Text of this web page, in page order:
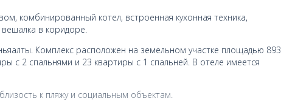
комбинированный котел, встроенная кухонная техника,
вешалка в коридоре.
Комплекс расположен на земельном участке площадью 893
с 2 спальнями и 23 квартиры с 1 спальней. В отеле имеется
к пляжу и социальным объектам.